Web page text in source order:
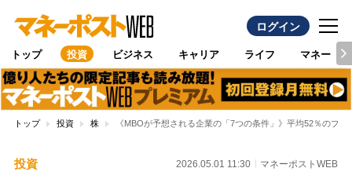
ログイン
トップ 投資 ビジネス キャリア ライフ マネー
トップ 投資 株 《MBOが予想される企業の「7つの条件」》平均52％のプ
投資 2026.05.01 11:30 マネーポストWEB